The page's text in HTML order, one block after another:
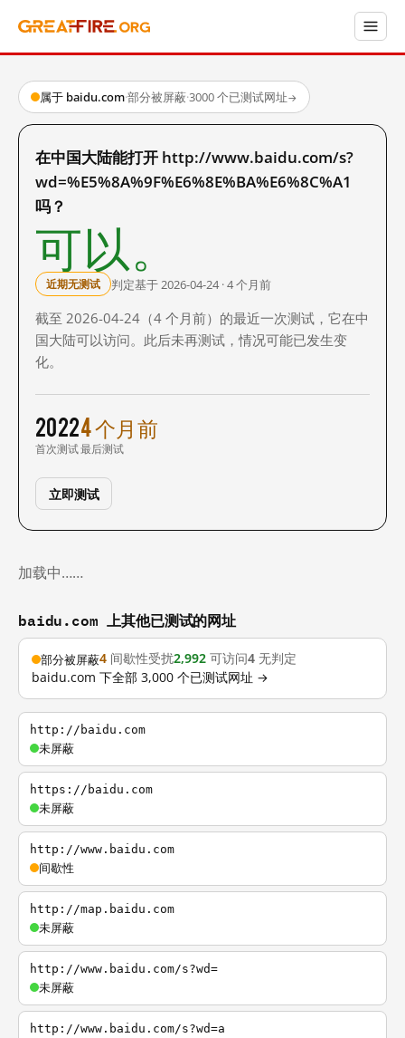
属于 baidu.com·部分被屏蔽·3000 个已测试网址→
在中国大陆能打开 http://www.baidu.com/s?
wd=%E5%8A%9F%E6%8E%BA%E6%8C%A1
吗？
可以。
近期无测试 判定基于 2026-04-24 · 4 个月前
截至 2026-04-24（4 个月前）的最近一次测试，它在中
国大陆可以访问。此后未再测试，情况可能已发生变
化。
2022
首次测试
4 个月前
最后测试
立即测试
加载中……
baidu.com 上其他已测试的网址
部分被屏蔽4 间歇性受扰2,992 可访问4 无判定
baidu.com 下全部 3,000 个已测试网址 →
http://baidu.com
未屏蔽
https://baidu.com
未屏蔽
http://www.baidu.com
间歇性
http://map.baidu.com
未屏蔽
http://www.baidu.com/s?wd=
未屏蔽
http://www.baidu.com/s?wd=a